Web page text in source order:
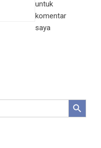
untuk
komentar
saya
Search Button